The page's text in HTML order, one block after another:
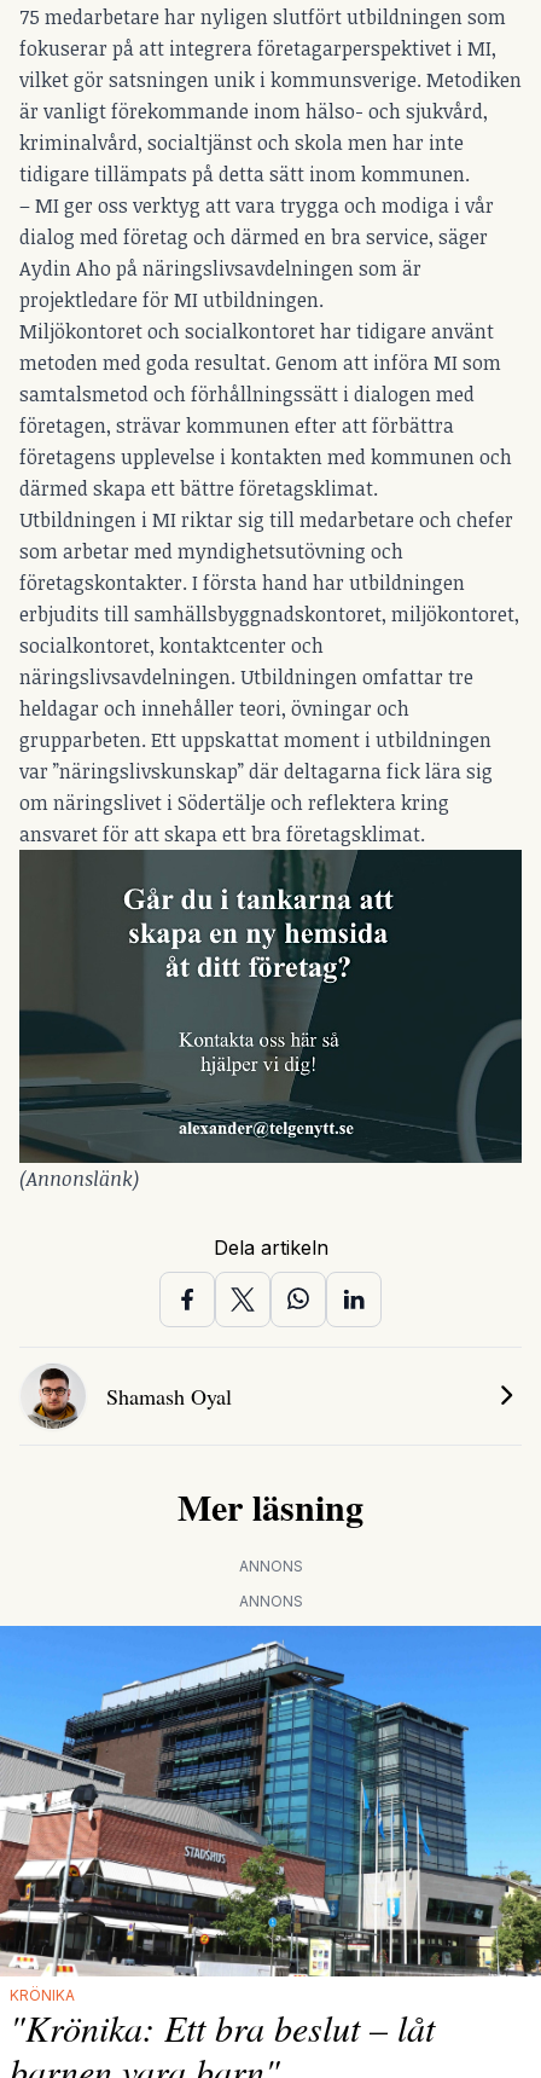
75 medarbetare har nyligen slutfört utbildningen som
fokuserar på att integrera företagarperspektivet i MI,
vilket gör satsningen unik i kommunsverige. Metodiken
är vanligt förekommande inom hälso- och sjukvård,
kriminalvård, socialtjänst och skola men har inte
tidigare tillämpats på detta sätt inom kommunen.
– MI ger oss verktyg att vara trygga och modiga i vår
dialog med företag och därmed en bra service, säger
Aydin Aho på näringslivsavdelningen som är
projektledare för MI utbildningen.
Miljökontoret och socialkontoret har tidigare använt
metoden med goda resultat. Genom att införa MI som
samtalsmetod och förhållningssätt i dialogen med
företagen, strävar kommunen efter att förbättra
företagens upplevelse i kontakten med kommunen och
därmed skapa ett bättre företagsklimat.
Utbildningen i MI riktar sig till medarbetare och chefer
som arbetar med myndighetsutövning och
företagskontakter. I första hand har utbildningen
erbjudits till samhällsbyggnadskontoret, miljökontoret,
socialkontoret, kontaktcenter och
näringslivsavdelningen. Utbildningen omfattar tre
heldagar och innehåller teori, övningar och
grupparbeten. Ett uppskattat moment i utbildningen
var ”näringslivskunskap” där deltagarna fick lära sig
om näringslivet i Södertälje och reflektera kring
ansvaret för att skapa ett bra företagsklimat.
(Annonslänk)
Dela artikeln
Shamash Oyal
Mer läsning
ANNONS
ANNONS
KRÖNIKA
"Krönika: Ett bra beslut – låt